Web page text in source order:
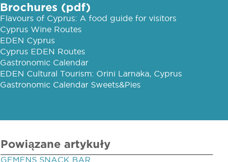
Brochures (pdf)
Flavours of Cyprus: A food guide for visitors
Cyprus Wine Routes
EDEN Cyprus
Cyprus EDEN Routes
Gastronomic Calendar
EDEN Cultural Tourism: Orini Larnaka, Cyprus
Gastronomic Calendar Sweets&Pies
Powiązane artykuły
GEMENS SNACK BAR